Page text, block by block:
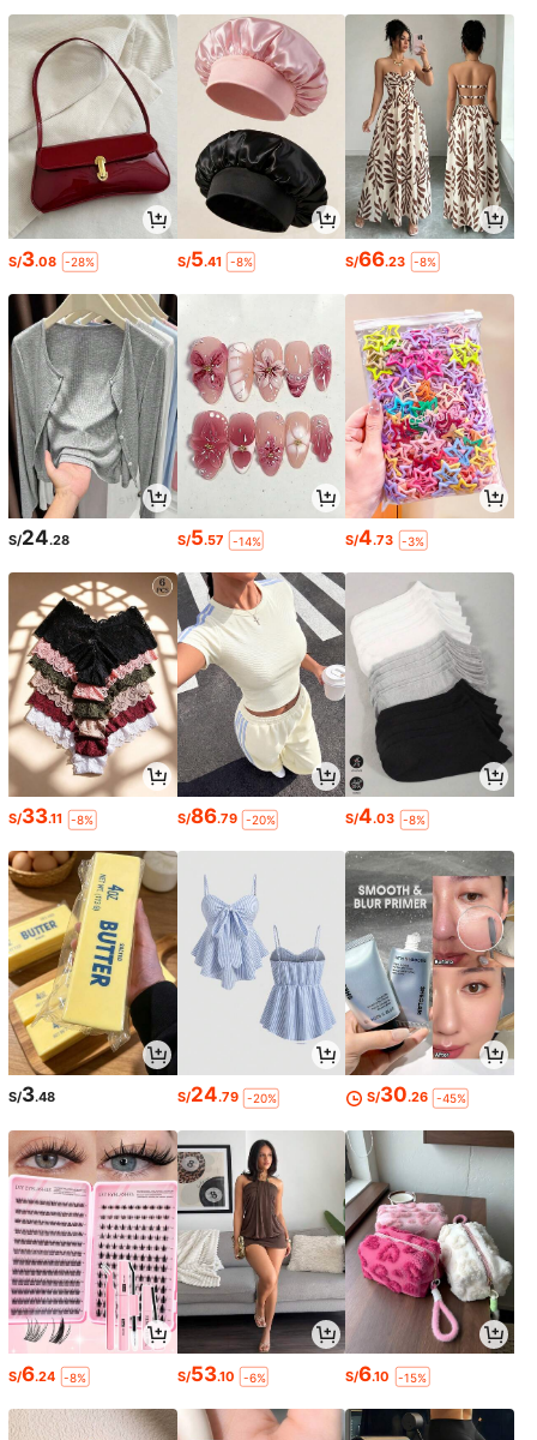
S/3.08 -28% S/5.41 -8% S/66.23 -8%
S/24.28 S/5.57 -14% S/4.73 -3%
S/33.11 -8% S/86.79 -20% S/4.03 -8%
S/3.48 S/24.79 -20% S/30.26 -45%
S/6.24 -8% S/53.10 -6% S/6.10 -15%